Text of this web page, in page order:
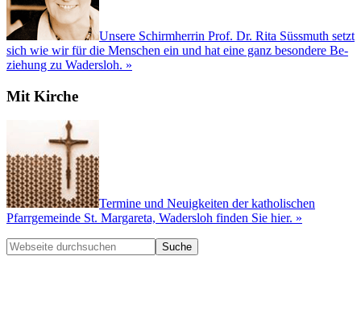
Unsere Schirm­herrin Prof. Dr. Rita Süssmuth setzt
sich wie wir für die Men­schen ein und hat eine ganz besondere Be­
ziehung zu Wadersloh. »
Mit Kirche
Termine und Neuigkeiten der katholischen
Pfarrgemeinde St. Margareta, Wadersloh finden Sie hier. »
Webseite
durchsuchen